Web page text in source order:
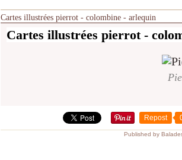
Cartes illustrées pierrot - colombine - arlequin
Cartes illustrées pierrot -
Repost
Published by